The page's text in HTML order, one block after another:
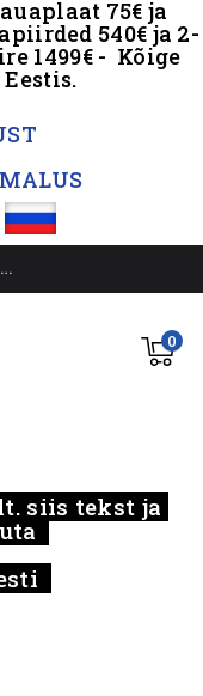
75€ ja
540€ ja 2-
1499€ - Kõige
TEIE KONTO
0
siis tekst ja